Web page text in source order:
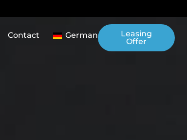
Contact German
Leasing
Offer